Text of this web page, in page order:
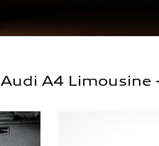
Audi A4